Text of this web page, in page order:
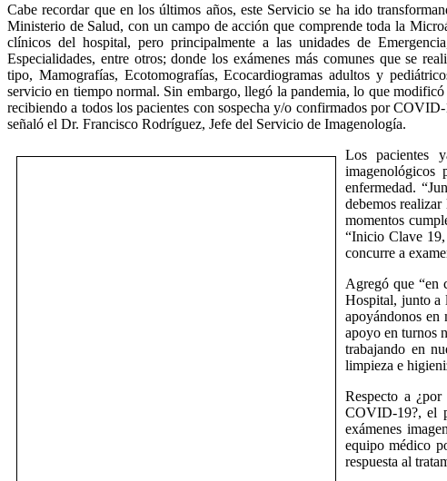
Cabe recordar que en los últimos años, este Servicio se ha ido
Ministerio de Salud, con un campo de acción que comprende toda la
clínicos del hospital, pero principalmente a las unidades de
Especialidades, entre otros; donde los exámenes más comunes que se
tipo, Mamografías, Ecotomografías, Ecocardiogramas adultos y
servicio en tiempo normal. Sin embargo, llegó la pandemia, lo que
recibiendo a todos los pacientes con sospecha y/o confirmados por
señaló el Dr. Francisco Rodríguez, Jefe del Servicio de Imagenología.
Los pacientes
enfermedad.
debemos
momentos
“Inicio Clave
concurre a
Agregó que “en
Hospital, junto a
apoyándonos en
apoyo en turnos
trabajando en
limpieza e
Respecto a
COVID-19?, el
exámenes
equipo médico
respuesta al